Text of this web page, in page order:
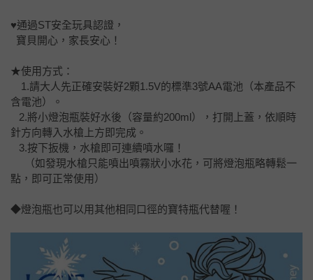
♥通過ST安全玩具認證，
寶貝開心，家長安心！
★使用方式：
1.請大人先正確安裝好2顆1.5V的標準3號AA電池（本產品不
含電池）。
2.將小燈泡瓶裝好水後（容量約200ml），打開上蓋，依順時
針方向轉入水槍上方即完成。
3.按下扳機，水槍即可連續噴水囉！
（如發現水槍只能噴出噴霧狀小水花，可將燈泡瓶略轉鬆一
點，即可正常使用）
◆燈泡瓶也可以用其他相同口徑的寶特瓶代替喔！